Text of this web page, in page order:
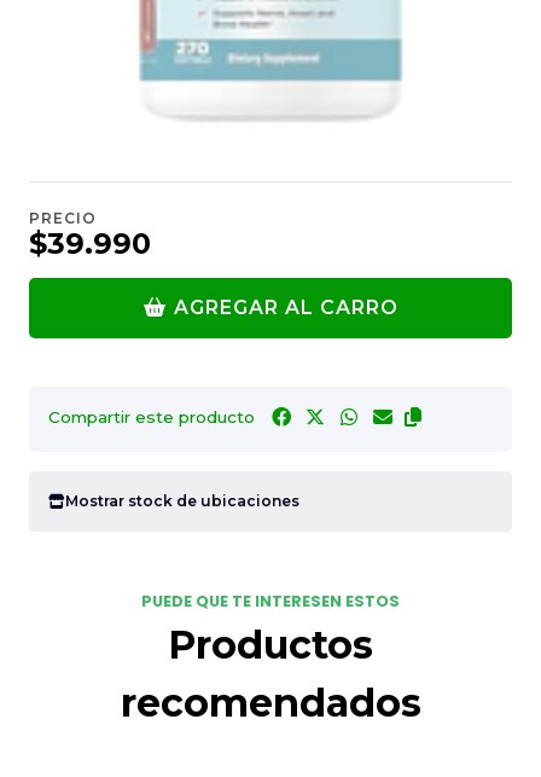
PRECIO
$39.990
AGREGAR AL CARRO
Compartir este producto
Mostrar stock de ubicaciones
PUEDE QUE TE INTERESEN ESTOS
Productos
recomendados